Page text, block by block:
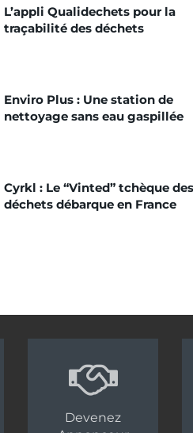
L’appli Qualidechets pour la
traçabilité des déchets
Enviro Plus : Une station de
nettoyage sans eau gaspillée
Cyrkl : Le “Vinted” tchèque des
déchets débarque en France
Devenez